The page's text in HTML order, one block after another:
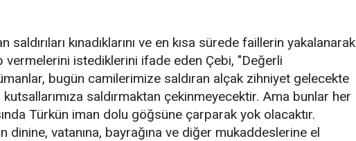
saldırıları kınadıklarını ve en kısa sürede faillerin yakalanarak
vermelerini istediklerini ifade eden Çebi, "Değerli
bugün camilerimize saldıran alçak zihniyet gelecekte
kutsallarımıza saldırmaktan çekinmeyecektir. Ama bunlar her
Türkün iman dolu göğsüne çarparak yok olacaktır.
dinine, vatanına, bayrağına ve diğer mukaddeslerine el